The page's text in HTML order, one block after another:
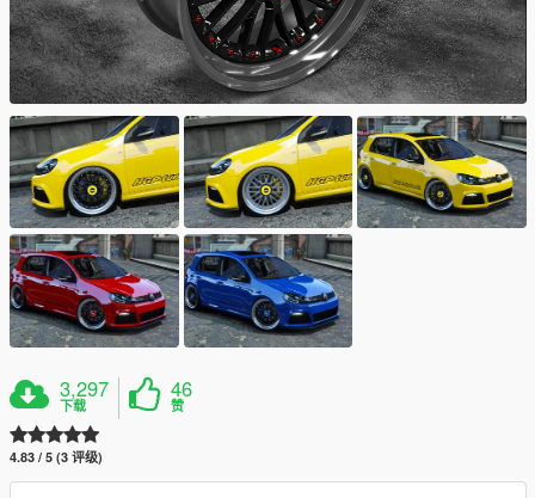
3,297
下载
46
赞
4.83 / 5 (3 评级)